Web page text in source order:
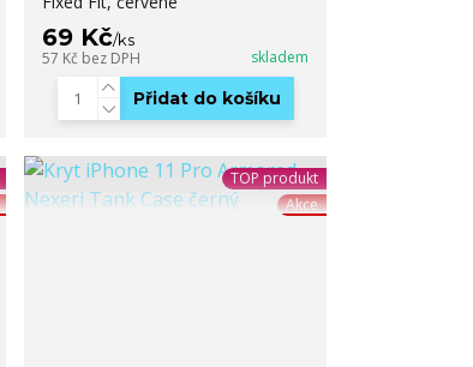
69 Kč/ks
57 Kč bez DPH skladem
Přidat do košíku
TOP produkt
Akce